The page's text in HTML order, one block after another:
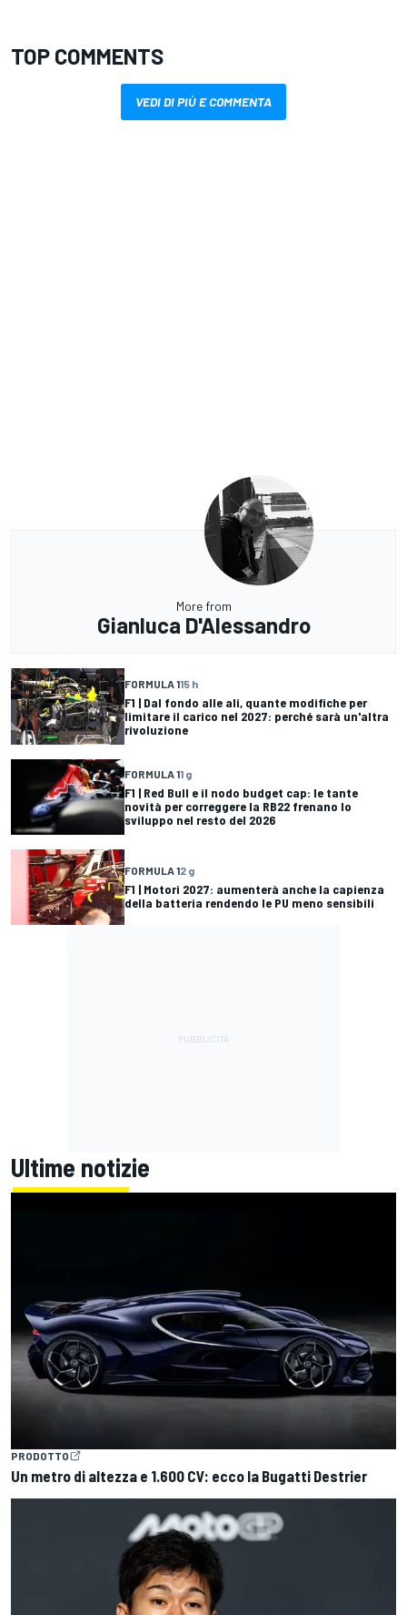
TOP COMMENTS
VEDI DI PIÙ E COMMENTA
More from
Gianluca D'Alessandro
FORMULA 115 h
F1 | Dal fondo alle ali, quante modifiche per
limitare il carico nel 2027: perché sarà un'altra
rivoluzione
FORMULA 11 g
F1 | Red Bull e il nodo budget cap: le tante
novità per correggere la RB22 frenano lo
sviluppo nel resto del 2026
FORMULA 12 g
F1 | Motori 2027: aumenterà anche la capienza
della batteria rendendo le PU meno sensibili
Ultime notizie
PRODOTTO
Un metro di altezza e 1.600 CV: ecco la Bugatti Destrier